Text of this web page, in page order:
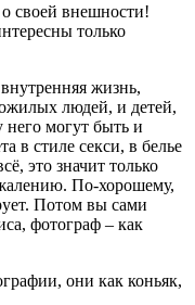
своей внешности!
только
жизнь,
людей, и детей,
могут быть и
в стиле секси, в белье
это значит только
По-хорошему,
Потом вы сами
фотограф – как
они как коньяк,